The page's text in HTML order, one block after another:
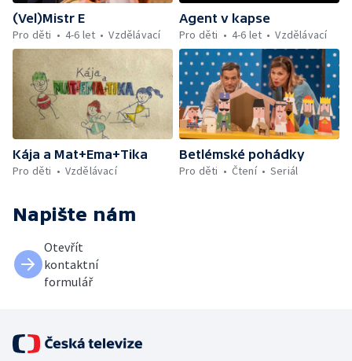
(Vel)Mistr E
Pro děti
4-6 let Vzdělávací
Agent v kapse
Pro děti
4-6 let Vzdělávací
Kája a Mat+Ema+Tika
Pro děti
Vzdělávací
Betlémské pohádky
Pro děti
Čtení Seriál
Napište nám
Otevřít
kontaktní
formulář